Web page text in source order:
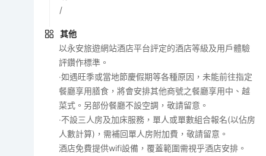
/
其他
以永安旅遊網站酒店平台評定的酒店等級及用戶體驗
評鑽作標準。
‧如遇旺季或當地節慶假期等各種原因，未能前往指定
餐廳享用膳食，將會安排其他商號之餐廳享用中、越
菜式。另部份餐廳不設空調，敬請留意。
‧不設三人房及加床服務，單人或單數組合報名(以佔房
人數計算)，需補回單人房附加費，敬請留意。
酒店免費提供wifi設備，覆蓋範圍需視乎酒店安排。